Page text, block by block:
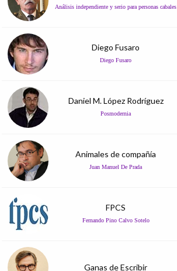
Análisis independiente y serio para personas cabales
Diego Fusaro
Diego Fusaro
Daniel M. López Rodríguez
Posmodernia
Animales de compañía
Juan Manuel De Prada
FPCS
Fernando Pino Calvo Sotelo
Ganas de Escribir